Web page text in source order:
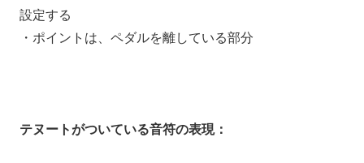
設定する
・ポイントは、ペダルを離している部分
テヌートがついている音符の表現：